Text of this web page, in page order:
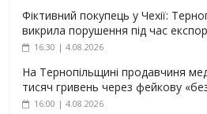
Фіктивний покупець у Чехії:
викрила порушення під час
16:30 | 4.08.2026
На Тернопільщині продавчиня
тисяч гривень через фейкову
16:00 | 4.08.2026